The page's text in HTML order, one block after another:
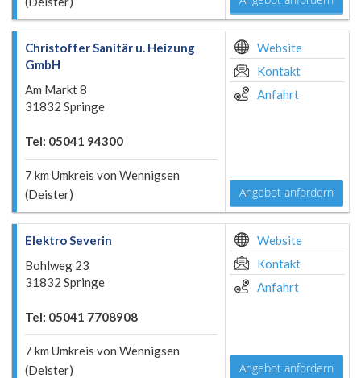
Christoffer Sanitär u. Heizung
GmbH
Am Markt 8
31832 Springe
Tel: 05041 94300
7 km Umkreis von Wennigsen
(Deister)
Website
Kontakt
Anfahrt
Angebot anfordern
Elektro Severin
Bohlweg 23
31832 Springe
Tel: 05041 7708908
7 km Umkreis von Wennigsen
(Deister)
Website
Kontakt
Anfahrt
Angebot anfordern